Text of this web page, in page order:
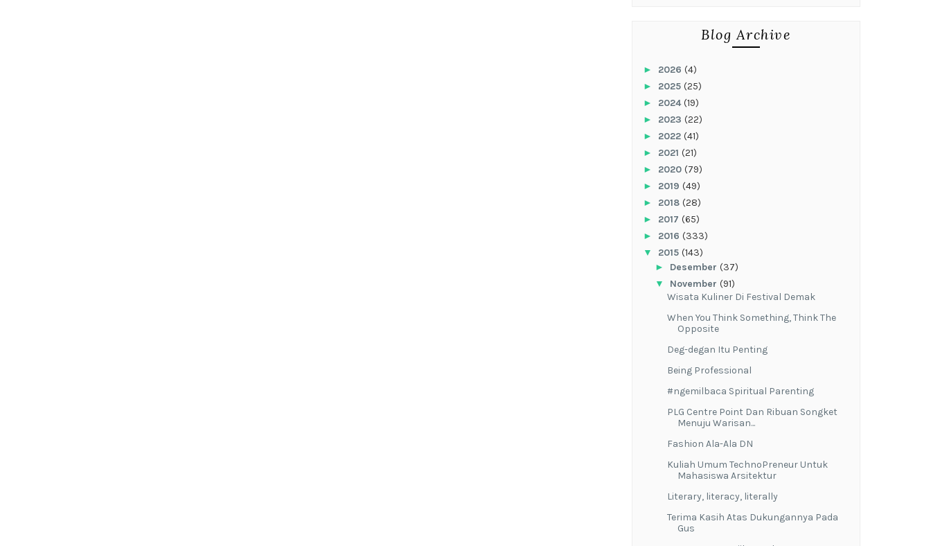
Blog Archive
► 2026 (4)
► 2025 (25)
► 2024(19)
► 2023 (22)
► 2022 (41)
► 2021 (21)
► 2020 (79)
► 2019 (49)
► 2018 (28)
► 2017 (65)
► 2016 (333)
▼ 2015 (143)
► Desember (37)
▼ November (91)
Wisata Kuliner Di Festival Demak
When You Think Something, Think The
Opposite
Deg-degan Itu Penting
Being Professional
#ngemilbaca Spiritual Parenting
PLG Centre Point Dan Ribuan Songket
Menuju Warisan...
Fashion Ala-Ala DN
Kuliah Umum TechnoPreneur Untuk
Mahasiswa Arsitektur
Literary, literacy, literally
Terima Kasih Atas Dukungannya Pada
Gus